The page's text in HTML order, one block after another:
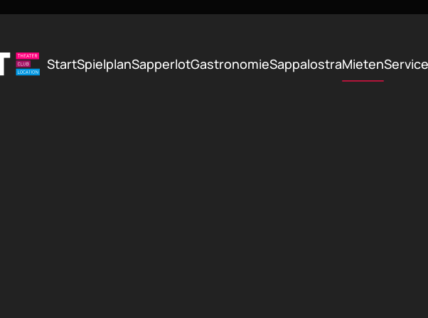
StartSpielplanSapperlotGastronomieSappalostraMietenService